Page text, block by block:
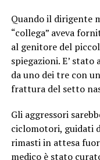
Quando il dirigente
“collega” aveva
al genitore del
spiegazioni. E’
da uno dei tre con
frattura del setto
Gli aggressori
ciclomotori, guidati
rimasti in attesa
medico è stato